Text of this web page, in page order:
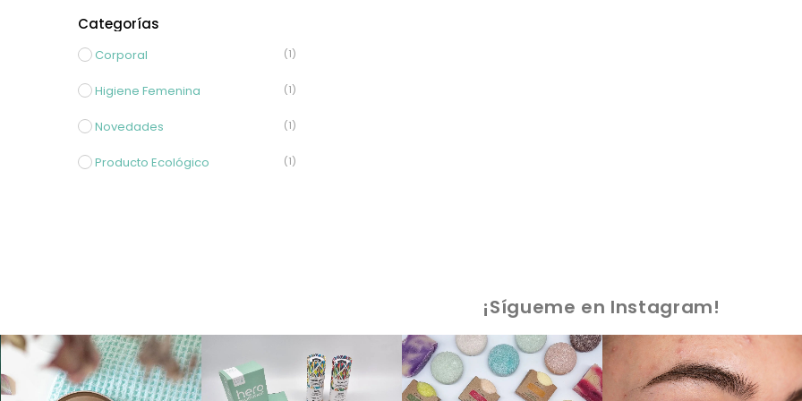
Categorías
Corporal (1)
Higiene Femenina (1)
Novedades (1)
Producto Ecológico (1)
¡Sígueme en Instagram!